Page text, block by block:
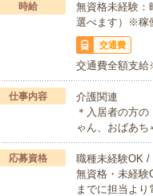
時給
無資格未経験
選べます）※稼
交通費
交通費全額支
仕事内容
介護関連
＊入居者の方
ゃん、おばあ
応募資格
職種未経験OK
無資格・未経
までに担当よ